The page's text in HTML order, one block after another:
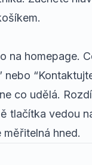
na homepage.
nebo
co udělá.
tlačítka vedou
hned.